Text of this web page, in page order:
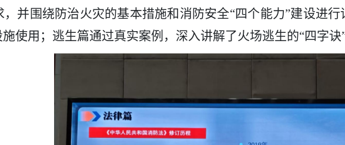
并围绕防治火灾的基本措施和消防安全“四个能力”建设进
使用；逃生篇通过真实案例，深入讲解了火场逃生的“四字诀